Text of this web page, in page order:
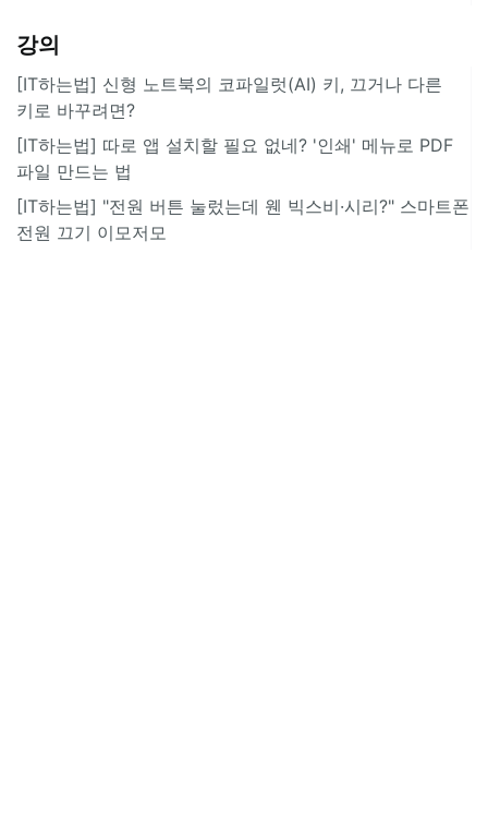
강의
[IT하는법] 신형 노트북의 코파일럿(AI) 키, 끄거나 다른
키로 바꾸려면?
[IT하는법] 따로 앱 설치할 필요 없네? '인쇄' 메뉴로 PDF
파일 만드는 법
[IT하는법] "전원 버튼 눌렀는데 웬 빅스비·시리?" 스마트폰
전원 끄기 이모저모